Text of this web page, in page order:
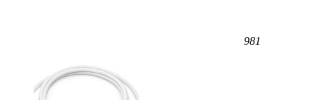
981